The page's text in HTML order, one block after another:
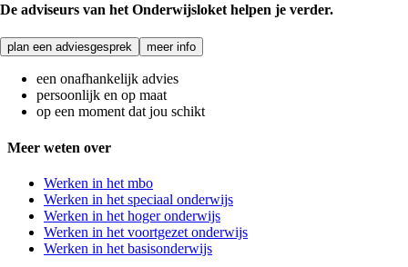
De adviseurs van het Onderwijsloket helpen je verder.
plan een adviesgesprek meer info
een onafhankelijk advies
persoonlijk en op maat
op een moment dat jou schikt
Meer weten over
Werken in het mbo
Werken in het speciaal onderwijs
Werken in het hoger onderwijs
Werken in het voortgezet onderwijs
Werken in het basisonderwijs